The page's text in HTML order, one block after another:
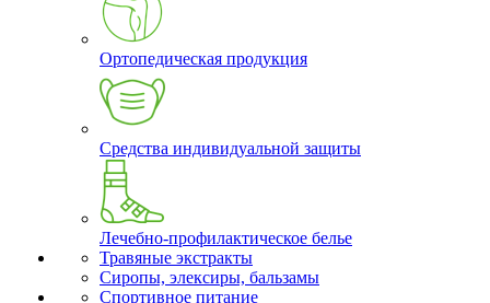
Ортопедическая продукция
Средства индивидуальной защиты
Лечебно-профилактическое белье
Травяные экстракты
Сиропы, элексиры, бальзамы
Спортивное питание